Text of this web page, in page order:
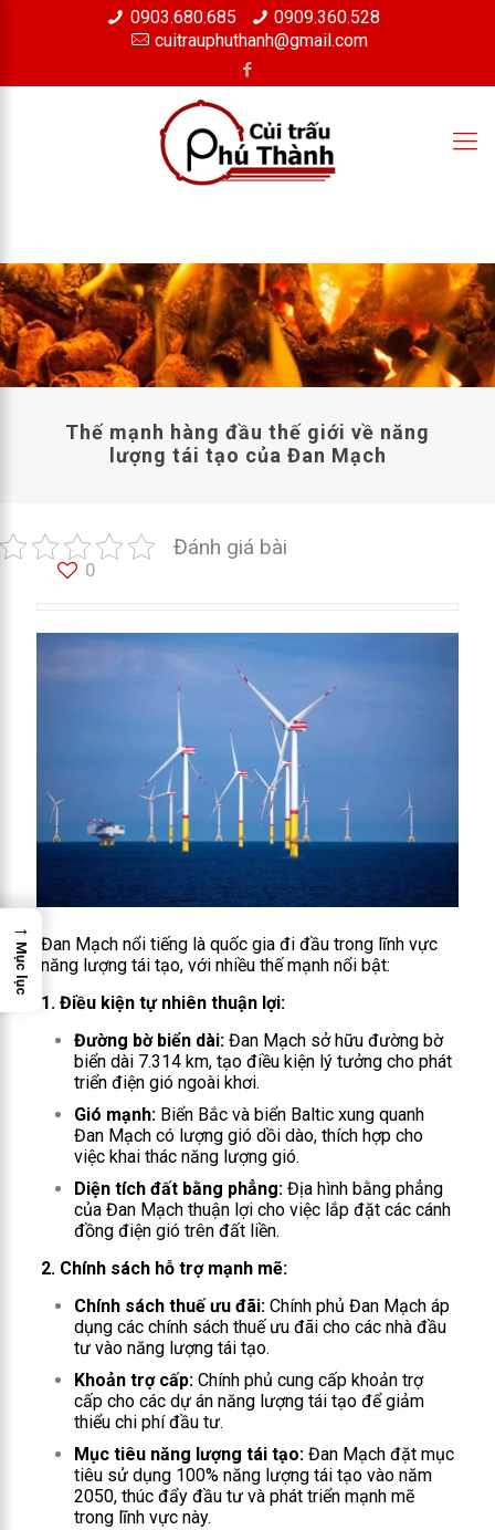
0903.680.685
0909.360.528
cuitrauphuthanh@gmail.com
Thế mạnh hàng đầu thế giới về năng
lượng tái tạo của Đan Mạch
Đánh giá bài
0
Đan Mạch nổi tiếng là quốc gia đi đầu trong lĩnh vực
năng lượng tái tạo, với nhiều thế mạnh nổi bật:
1. Điều kiện tự nhiên thuận lợi:
Đường bờ biển dài:Đan Mạch sở hữu đường bờ
biển dài 7.314 km, tạo điều kiện lý tưởng cho phát
triển điện gió ngoài khơi.
Gió mạnh:Biển Bắc và biển Baltic xung quanh
Đan Mạch có lượng gió dồi dào, thích hợp cho
việc khai thác năng lượng gió.
Diện tích đất bằng phẳng:Địa hình bằng phẳng
của Đan Mạch thuận lợi cho việc lắp đặt các cánh
đồng điện gió trên đất liền.
2. Chính sách hỗ trợ mạnh mẽ:
Chính sách thuế ưu đãi:Chính phủ Đan Mạch áp
dụng các chính sách thuế ưu đãi cho các nhà đầu
tư vào năng lượng tái tạo.
Khoản trợ cấp:Chính phủ cung cấp khoản trợ
cấp cho các dự án năng lượng tái tạo để giảm
thiểu chi phí đầu tư.
Mục tiêu năng lượng tái tạo:Đan Mạch đặt mục
tiêu sử dụng 100% năng lượng tái tạo vào năm
2050, thúc đẩy đầu tư và phát triển mạnh mẽ
trong lĩnh vực này.
→
Mục lục